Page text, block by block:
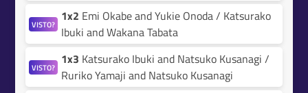
VISTO? 1x2 Emi Okabe and Yukie Onoda / Katsurako
Ibuki and Wakana Tabata
VISTO? 1x3 Katsurako Ibuki and Natsuko Kusanagi /
Ruriko Yamaji and Natsuko Kusanagi